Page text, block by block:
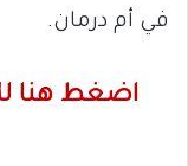
في أم درمان.
اضغط هنا